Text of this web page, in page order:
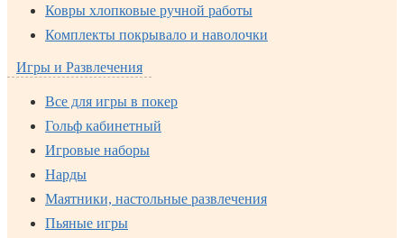
Ковры хлопковые ручной работы
Комплекты покрывало и наволочки
Игры и Развлечения
Все для игры в покер
Гольф кабинетный
Игровые наборы
Нарды
Маятники, настольные развлечения
Пьяные игры